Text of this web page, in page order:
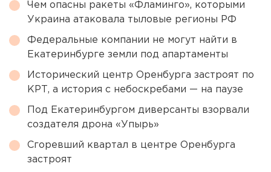
Чем опасны ракеты «Фламинго», которыми
Украина атаковала тыловые регионы РФ
Федеральные компании не могут найти в
Екатеринбурге земли под апартаменты
Исторический центр Оренбурга застроят по
КРТ, а история с небоскребами — на паузе
Под Екатеринбургом диверсанты взорвали
создателя дрона «Упырь»
Сгоревший квартал в центре Оренбурга
застроят